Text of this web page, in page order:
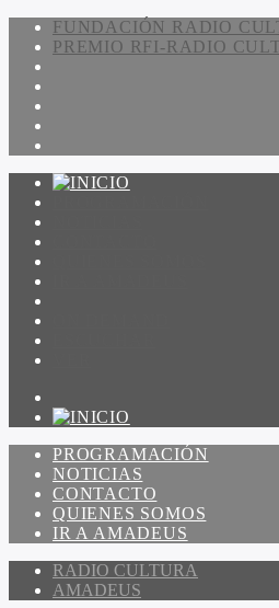
FUNDACIÓN RADIO
PREMIO RFI-RADIO
PROGRAMACIÓN
NOTICIAS
CONTACTO
QUIENES SOMOS
IR A AMADEUS
RADIO CULTURA
AMADEUS